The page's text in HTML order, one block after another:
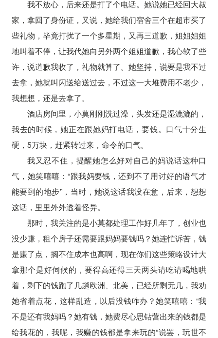
我不放心，后来还是打了个电话。她说她已经回大叔
家，拿回了身份证，又说，她给我们宿舍三个在超市买了
些礼物，毕竟打扰了一个多星期，又再三道歉，姐姐姐姐
地叫着不停，让我代她向另外两个姐姐道歉，我心软了些
许，说道歉我收了，礼物就算了。她坚持，说要是我不过
去拿，她就叫闪送给送过去，不过这一大堆费用不老少，
我想想，还是去拿了。
酒店房间里，小莫刚刚洗过澡，头发还是湿漉漉的，
我去的时候，她正在跟她妈打电话，要钱。口气十分生
硬，5万块，赶紧转过来，命令的口气。
我又忍不住，提醒她怎么好对自己的妈说话这种口
气，她笑嘻嘻：“跟我妈要钱，还到不了用讨好的语气才
能要到的地步”，当时，她说这话我没在意，后来，想想
这话，里里外外透着怪异。
那时，我关注的是小莫都处理工作好几年了，创业也
没少赚，租个房子还需要跟妈妈要钱吗？她连忙诉苦，钱
是赚了点，搁不住成本也高啊，现在你们这些策略设计大
拿那个是好伺候的，要得高还得三天两头请吃请喝地哄
着，剩下的钱跑了几趟欧洲、北美，已经所剩无几，我劝
她省着点花，这样乱造，以后没钱咋办？她笑嘻嘻：“我
不是还有我妈吗？她有钱，她费尽心思钻营出来的钱都是
给我花的，我呢，我赚的钱都是拿来玩的”说罢，玩世不